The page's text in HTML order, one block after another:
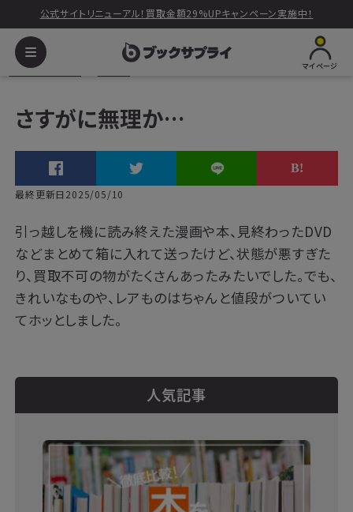
公式サイトリニューアル！買取金額29%UPキャンペーン実施中！
マイページ
ブックサプライ
さすがに無理か…
最終更新日2025/05/10
引っ越しを機に読み終えた漫画や本、見終わったDVD
などまとめて箱に入れて送ったけど、状態が悪すぎた
り、買取不可の物がたくさんあったみたいでした。でも、
きれいなものや、レアものはちゃんと値段がついてい
てホッとしました。
人気記事